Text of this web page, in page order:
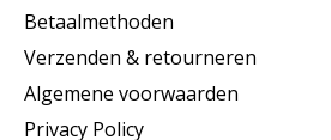
Betaalmethoden
Verzenden & retourneren
Algemene voorwaarden
Privacy Policy